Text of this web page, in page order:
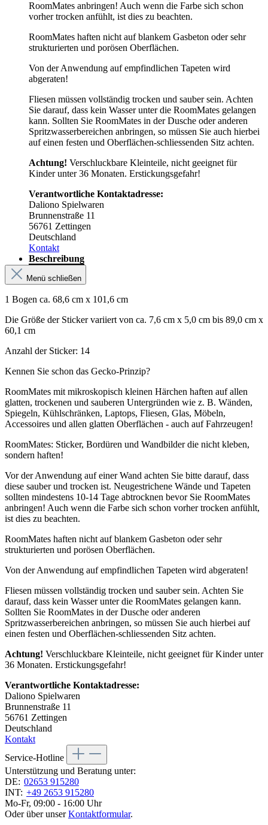
RoomMates anbringen! Auch wenn die Farbe sich schon
vorher trocken anfühlt, ist dies zu beachten.
RoomMates haften nicht auf blankem Gasbeton oder sehr
strukturierten und porösen Oberflächen.
Von der Anwendung auf empfindlichen Tapeten wird
abgeraten!
Fliesen müssen vollständig trocken und sauber sein. Achten
Sie darauf, dass kein Wasser unter die RoomMates gelangen
kann. Sollten Sie RoomMates in der Dusche oder anderen
Spritzwasserbereichen anbringen, so müssen Sie auch hierbei
auf einen festen und Oberflächen-schliessenden Sitz achten.
Achtung! Verschluckbare Kleinteile, nicht geeignet für
Kinder unter 36 Monaten. Erstickungsgefahr!
Verantwortliche Kontaktadresse:
Daliono Spielwaren
Brunnenstraße 11
56761 Zettingen
Deutschland
Kontakt
Beschreibung
Menü schließen
1 Bogen ca. 68,6 cm x 101,6 cm
Die Größe der Sticker variiert von ca. 7,6 cm x 5,0 cm bis 89,0 cm x
60,1 cm
Anzahl der Sticker: 14
Kennen Sie schon das Gecko-Prinzip?
RoomMates mit mikroskopisch kleinen Härchen haften auf allen
glatten, trockenen und sauberen Untergründen wie z. B. Wänden,
Spiegeln, Kühlschränken, Laptops, Fliesen, Glas, Möbeln,
Accessoires und allen glatten Oberflächen - auch auf Fahrzeugen!
RoomMates: Sticker, Bordüren und Wandbilder die nicht kleben,
sondern haften!
Vor der Anwendung auf einer Wand achten Sie bitte darauf, dass
diese sauber und trocken ist. Neugestrichene Wände und Tapeten
sollten mindestens 10-14 Tage abtrocknen bevor Sie RoomMates
anbringen! Auch wenn die Farbe sich schon vorher trocken anfühlt,
ist dies zu beachten.
RoomMates haften nicht auf blankem Gasbeton oder sehr
strukturierten und porösen Oberflächen.
Von der Anwendung auf empfindlichen Tapeten wird abgeraten!
Fliesen müssen vollständig trocken und sauber sein. Achten Sie
darauf, dass kein Wasser unter die RoomMates gelangen kann.
Sollten Sie RoomMates in der Dusche oder anderen
Spritzwasserbereichen anbringen, so müssen Sie auch hierbei auf
einen festen und Oberflächen-schliessenden Sitz achten.
Achtung! Verschluckbare Kleinteile, nicht geeignet für Kinder unter
36 Monaten. Erstickungsgefahr!
Verantwortliche Kontaktadresse:
Daliono Spielwaren
Brunnenstraße 11
56761 Zettingen
Deutschland
Kontakt
Service-Hotline
Unterstützung und Beratung unter:
DE: 02653 915280
INT: +49 2653 915280
Mo-Fr, 09:00 - 16:00 Uhr
Oder über unserKontaktformular.